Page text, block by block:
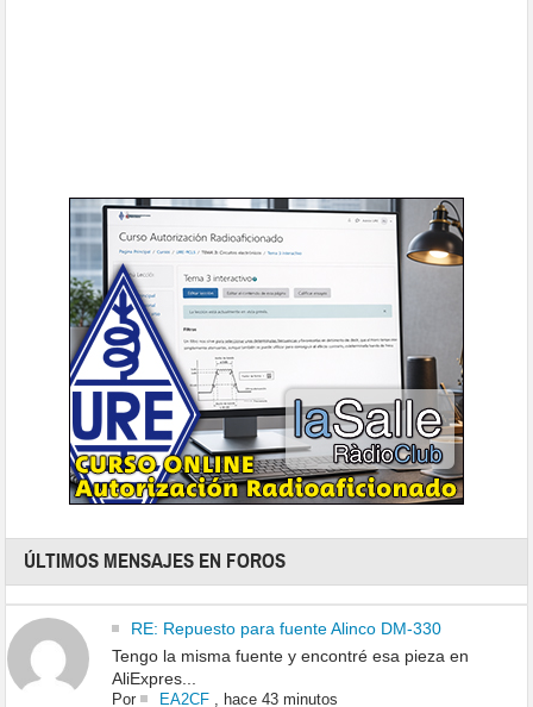
ÚLTIMOS MENSAJES EN FOROS
RE: Repuesto para fuente Alinco DM-330
Tengo la misma fuente y encontré esa pieza en
AliExpres...
Por EA2CF, hace 43 minutos